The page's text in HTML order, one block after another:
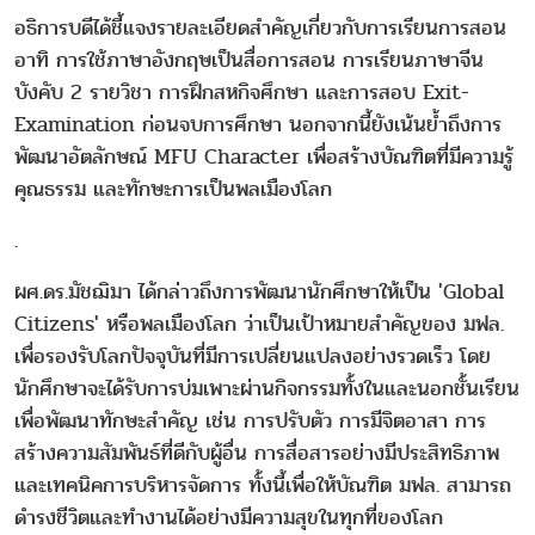
อธิการบดีได้ชี้แจงรายละเอียดสำคัญเกี่ยวกับการเรียนการสอน
อาทิ การใช้ภาษาอังกฤษเป็นสื่อการสอน การเรียนภาษาจีน
บังคับ 2 รายวิชา การฝึกสหกิจศึกษา และการสอบ Exit-
Examination ก่อนจบการศึกษา นอกจากนี้ยังเน้นย้ำถึงการ
พัฒนาอัตลักษณ์ MFU Character เพื่อสร้างบัณฑิตที่มีความรู้
คุณธรรม และทักษะการเป็นพลเมืองโลก
.
ผศ.ดร.มัชฌิมา ได้กล่าวถึงการพัฒนานักศึกษาให้เป็น 'Global
Citizens' หรือพลเมืองโลก ว่าเป็นเป้าหมายสำคัญของ มฟล.
เพื่อรองรับโลกปัจจุบันที่มีการเปลี่ยนแปลงอย่างรวดเร็ว โดย
นักศึกษาจะได้รับการบ่มเพาะผ่านกิจกรรมทั้งในและนอกชั้นเรียน
เพื่อพัฒนาทักษะสำคัญ เช่น การปรับตัว การมีจิตอาสา การ
สร้างความสัมพันธ์ที่ดีกับผู้อื่น การสื่อสารอย่างมีประสิทธิภาพ
และเทคนิคการบริหารจัดการ ทั้งนี้เพื่อให้บัณฑิต มฟล. สามารถ
ดำรงชีวิตและทำงานได้อย่างมีความสุขในทุกที่ของโลก